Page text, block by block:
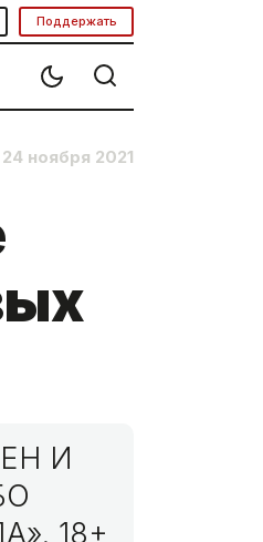
Поддержать
24 ноября 2021
И
18+